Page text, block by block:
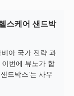
스케어 샌드박
아 국가 전략 과
번에 뷰노가 합
드박스’는 사우